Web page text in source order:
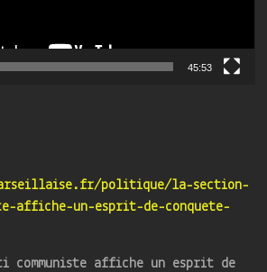
45:53
politique/la-section-
affiche-un-esprit-de-conquete-
communiste affiche un esprit de